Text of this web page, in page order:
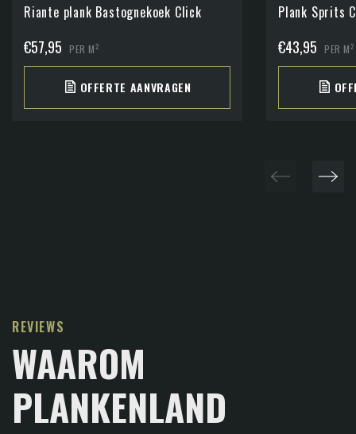
Riante plank Bastognekoek Click
€57,95 PER M2
OFFERTE AANVRAGEN
Plank Sprits
€43,95 PER M2
REVIEWS
WAAROM
PLANKENLAND